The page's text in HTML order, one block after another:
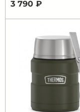
3 790 ₽